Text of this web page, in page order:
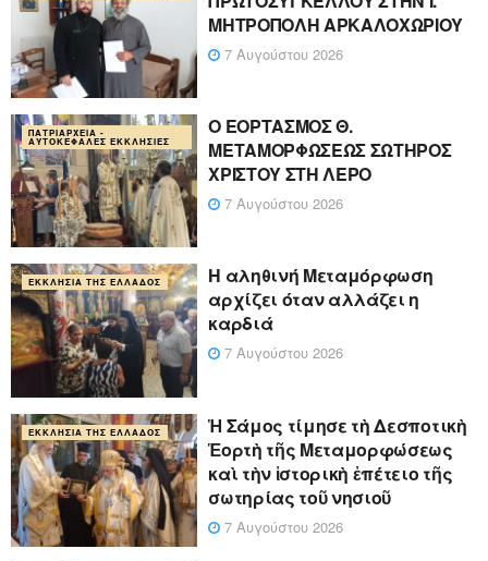
ΜΗΤΡΟΠΟΛΗ ΑΡΚΑΛΟΧΩΡΙΟΥ
7 Αυγούστου 2026
ΠΑΤΡΙΑΡΧΕΊΑ -
ΑΥΤΟΚΈΦΑΛΕΣ ΕΚΚΛΗΣΊΕΣ
Ο ΕΟΡΤΑΣΜΟΣ Θ.
ΜΕΤΑΜΟΡΦΩΣΕΩΣ ΣΩΤΗΡΟΣ
ΧΡΙΣΤΟΥ ΣΤΗ ΛΕΡΟ
7 Αυγούστου 2026
ΕΚΚΛΗΣΊΑ ΤΗΣ ΕΛΛΆΔΟΣ
Η αληθινή Μεταμόρφωση
αρχίζει όταν αλλάζει η
καρδιά
7 Αυγούστου 2026
ΕΚΚΛΗΣΊΑ ΤΗΣ ΕΛΛΆΔΟΣ
Ἡ Σάμος τίμησε τὴ Δεσποτικὴ
Ἑορτὴ τῆς Μεταμορφώσεως
καὶ τὴν ἱστορικὴ ἐπέτειο τῆς
σωτηρίας τοῦ νησιοῦ
7 Αυγούστου 2026